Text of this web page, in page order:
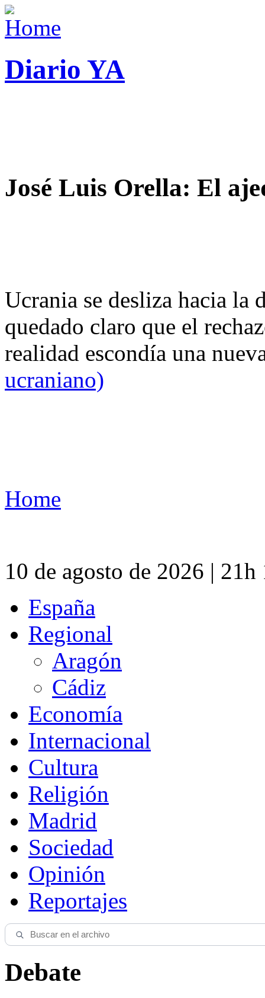
Diario YA
José Luis Orella: El
Ucrania se desliza hacia
quedado claro que el
realidad escondía una
ucraniano)
Home
10 de agosto de 2026 |
España
Regional
Aragón
Cádiz
Economía
Internacional
Cultura
Religión
Madrid
Sociedad
Opinión
Reportajes
Debate